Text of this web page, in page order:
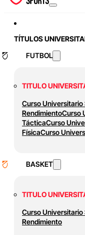
TÍTULOS
FUTBOL
TITULO
Curso Universitario
RendimientoCurso
TácticaCurso
FísicaCurso
BASKET
TITULO
Curso Universitario
Rendimiento